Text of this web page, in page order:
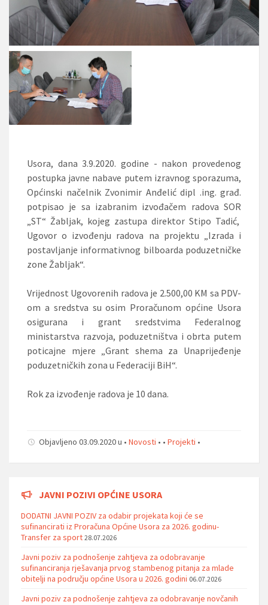
Usora, dana 3.9.2020. godine - nakon provedenog
postupka javne nabave putem izravnog sporazuma,
Općinski načelnik Zvonimir Anđelić dipl .ing. građ.
potpisao je sa izabranim izvođačem radova SOR
„ST“ Žabljak, kojeg zastupa direktor Stipo Tadić,
Ugovor o izvođenju radova na projektu „Izrada i
postavljanje informativnog bilboarda poduzetničke
zone Žabljak“.
Vrijednost Ugovorenih radova je 2.500,00 KM sa PDV-
om a sredstva su osim Proračunom općine Usora
osigurana i grant sredstvima Federalnog
ministarstva razvoja, poduzetništva i obrta putem
poticajne mjere „Grant shema za Unaprijeđenje
poduzetničkih zona u Federaciji BiH“.
Rok za izvođenje radova je 10 dana.
Objavljeno 03.09.2020 u • Novosti • • Projekti •
JAVNI POZIVI OPĆINE USORA
DODATNI JAVNI POZIV za odabir projekata koji će se
sufinancirati iz Proračuna Općine Usora za 2026. godinu-
Transfer za sport 28.07.2026
Javni poziv za podnošenje zahtjeva za odobravanje
sufinanciranja rješavanja prvog stambenog pitanja za mlade
obitelji na području općine Usora u 2026. godini 06.07.2026
Javni poziv za podnošenje zahtjeva za odobravanje novčanih